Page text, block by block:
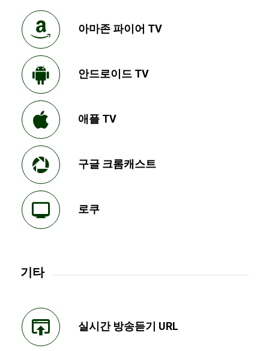
아마존 파이어 TV
안드로이드 TV
애플 TV
구글 크롬캐스트
로쿠
기타
실시간 방송듣기 URL